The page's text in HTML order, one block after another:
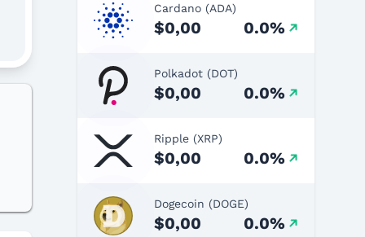
Cardano (ADA)
$0,00 0.0%
Polkadot (DOT)
$0,00 0.0%
Ripple (XRP)
$0,00 0.0%
Dogecoin (DOGE)
$0,00 0.0%